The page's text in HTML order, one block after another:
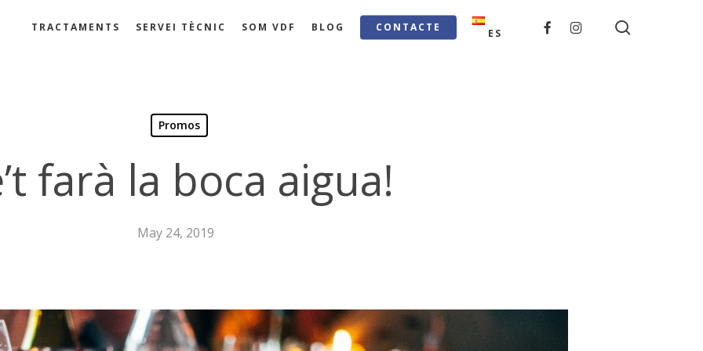
TRACTAMENTS SERVEI TÈCNIC SOM VDF BLOG CONTACTE ES
FACEBOOKINSTAGRAM
Promos
farà la boca aigua!
May 24, 2019